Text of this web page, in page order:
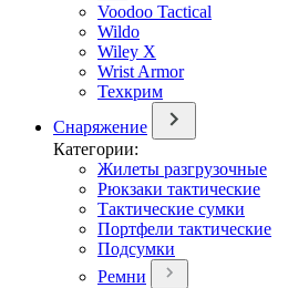
Voodoo Tactical
Wildo
Wiley X
Wrist Armor
Техкрим
Снаряжение
Категории:
Жилеты разгрузочные
Рюкзаки тактические
Тактические сумки
Портфели тактические
Подсумки
Ремни